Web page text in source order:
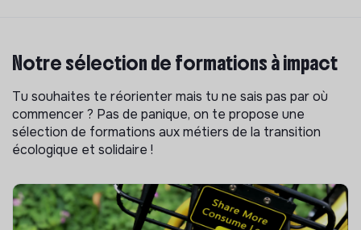
Notre sélection de formations à impact
Tu souhaites te réorienter mais tu ne sais pas par où
commencer ? Pas de panique, on te propose une
sélection de formations aux métiers de la transition
écologique et solidaire !